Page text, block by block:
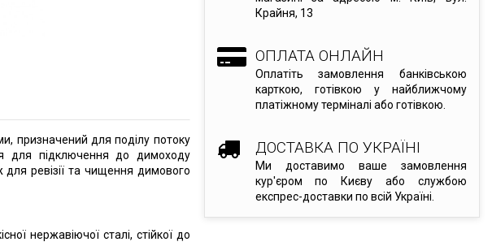
Крайня, 13
ОПЛАТА ОНЛАЙН
Оплатіть замовлення банківською
карткою, готівкою у найближчому
платіжному терміналі або готівкою.
ДОСТАВКА ПО УКРАЇНІ
Ми доставимо ваше замовлення
кур'єром по Києву або службою
експрес-доставки по всій Україні.
призначений для поділу потоку
для підключення до димоходу
ревізії та чищення димового
нержавіючої сталі, стійкої до